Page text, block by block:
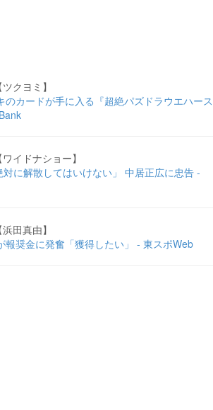
クヨミ】
のカードが手に入る『超絶パズドラウエハース
イドナショー】
に解散してはいけない」 中居正広に忠告 -
田真由】
報奨金に発奮「獲得したい」 - 東スポWeb